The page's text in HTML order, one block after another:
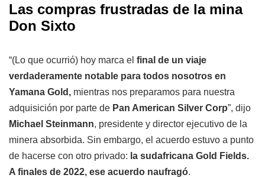
Las compras frustradas de la mina
Don Sixto
“(Lo que ocurrió) hoy marca el final de un viaje
verdaderamente notable para todos nosotros en
Yamana Gold, mientras nos preparamos para nuestra
adquisición por parte de Pan American Silver Corp”, dijo
Michael Steinmann, presidente y director ejecutivo de la
minera absorbida. Sin embargo, el acuerdo estuvo a punto
de hacerse con otro privado: la sudafricana Gold Fields.
A finales de 2022, ese acuerdo naufragó.